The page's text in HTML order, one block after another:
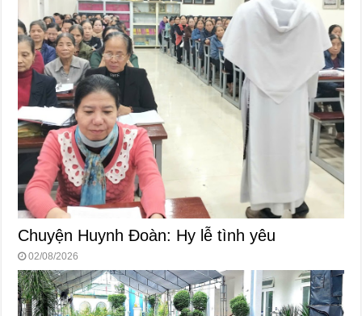
Chuyện Huynh Đoàn: Hy lễ tình yêu
02/08/2026